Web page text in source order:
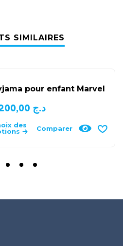
SIMILAIRES
pour enfant Marvel
د.ج
des
Comparer